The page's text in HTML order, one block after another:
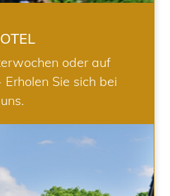
oder auf
Sie sich bei
uns.